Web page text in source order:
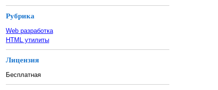
Рубрика
Web разработка
HTML утилиты
Лицензия
Бесплатная